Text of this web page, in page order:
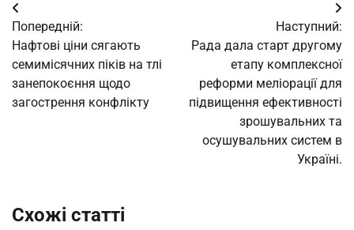
Навігація
записів
Попередній:
Нафтові ціни сягають
семимісячних піків на тлі
занепокоєння щодо
загострення конфлікту
Наступний:
Рада дала старт другому
етапу комплексної
реформи меліорації для
підвищення ефективності
зрошувальних та
осушувальних систем в
Україні.
Схожі статті